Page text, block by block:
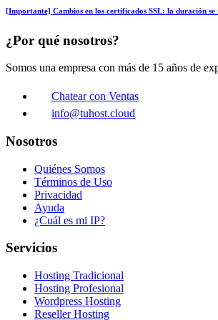
[Importante] Cambios en los certificados SSL: la duración
¿Por qué nosotros?
Somos una empresa con más de 15 años de
Chatear con Ventas
info@tuhost.cloud
Nosotros
Quiénes Somos
Términos de Uso
Privacidad
Ayuda
¿Cuál es mi IP?
Servicios
Hosting Tradicional
Hosting Profesional
Wordpress Hosting
Reseller Hosting